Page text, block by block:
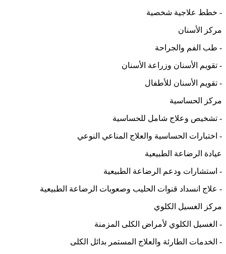
- خطط علاجية شخصية
مركز الأسنان
- طب الفم والجراحة
- تقويم الأسنان وزراعة الأسنان
- تقويم الأسنان للأطفال
مركز الحساسية
- تشخيص وعلاج شامل للحساسية
- اختبارات الحساسية والعلاج المناعي النوعي
عيادة الرضاعة الطبيعية
- استشارات ودعم الرضاعة الطبيعية
- علاج انسداد قنوات الحليب وصعوبات الرضاعة الطبيعية
مركز الغسيل الكلوي
- الغسيل الكلوي لأمراض الكلى المزمنة
- الخدمات الطارئة والعلاج المستمر بدائل الكلى